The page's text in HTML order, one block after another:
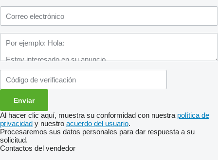
Al hacer clic aquí, muestra su conformidad con nuestra política de
privacidad y nuestro acuerdo del usuario.
Procesaremos sus datos personales para dar respuesta a su
solicitud.
Contactos del vendedor